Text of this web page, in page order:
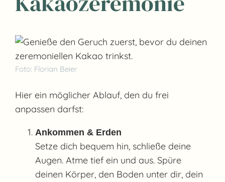
Foto: Florian Beier
Hier ein möglicher Ablauf, den du frei
anpassen darfst:
Ankommen & Erden
Setze dich bequem hin, schließe deine
Augen. Atme tief ein und aus. Spüre
deinen Körper, den Boden unter dir, dein